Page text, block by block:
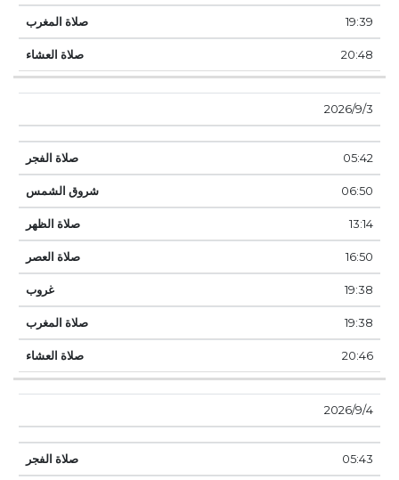
19:39
20:48
3‏‏/9‏‏/2026
05:42
06:50
13:14
16:50
19:38
19:38
20:46
4‏‏/9‏‏/2026
05:43